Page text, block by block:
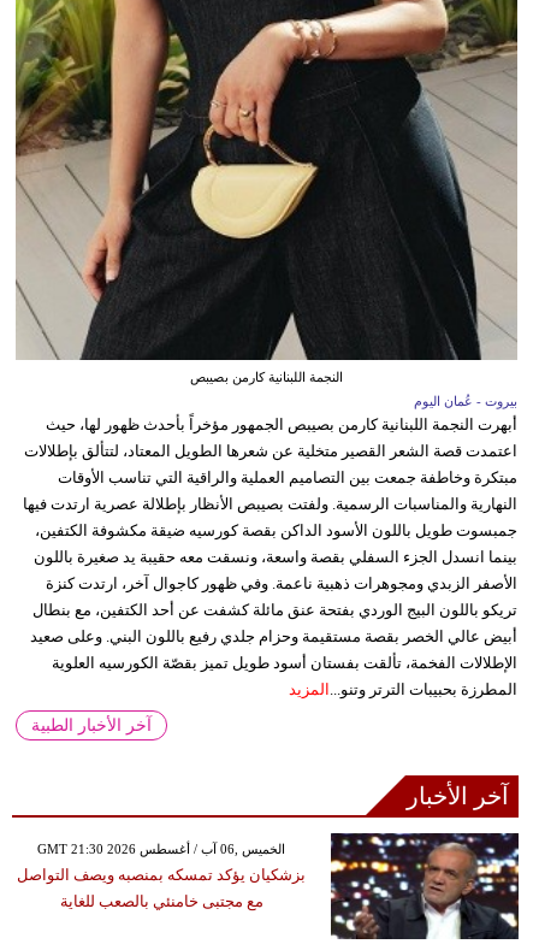
النجمة اللبنانية كارمن بصيبص
بيروت - عُمان اليوم
أبهرت النجمة اللبنانية كارمن بصيبص الجمهور مؤخراً بأحدث ظهور لها، حيث
اعتمدت قصة الشعر القصير متخلية عن شعرها الطويل المعتاد، لتتألق بإطلالات
مبتكرة وخاطفة جمعت بين التصاميم العملية والراقية التي تناسب الأوقات
النهارية والمناسبات الرسمية. ولفتت بصيبص الأنظار بإطلالة عصرية ارتدت فيها
جمبسوت طويل باللون الأسود الداكن بقصة كورسيه ضيقة مكشوفة الكتفين،
بينما انسدل الجزء السفلي بقصة واسعة، ونسقت معه حقيبة يد صغيرة باللون
الأصفر الزبدي ومجوهرات ذهبية ناعمة. وفي ظهور كاجوال آخر، ارتدت كنزة
تريكو باللون البيج الوردي بفتحة عنق مائلة كشفت عن أحد الكتفين، مع بنطال
أبيض عالي الخصر بقصة مستقيمة وحزام جلدي رفيع باللون البني. وعلى صعيد
الإطلالات الفخمة، تألقت بفستان أسود طويل تميز بقصّة الكورسيه العلوية
المطرزة بحبيبات الترتر وتنو...
المزيد
آخر الأخبار الطبية
آخر الأخبار
GMT 21:30 2026 الخميس ,06 آب / أغسطس
بزشكيان يؤكد تمسكه بمنصبه ويصف التواصل
مع مجتبى خامنئي بالصعب للغاية